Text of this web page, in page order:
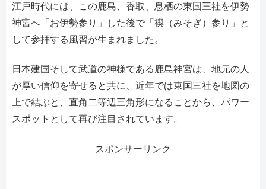
江戸時代には、この鹿島、香取、息栖の東国三社を伊勢
神宮へ「お伊勢参り」した後で「禊（みそぎ）参り」と
して参拝する風習が生まれました。
日本建国そして武道の神様である鹿島神宮は、地元の人
が厚い信仰を寄せると共に、近年では東国三社を地図の
上で結ぶと、直角二等辺三角形になることから、パワー
スポットとして再び注目されています。
スポンサーリンク